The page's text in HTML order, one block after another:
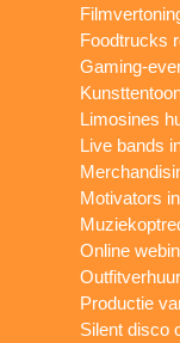
Foodtrucks
Gaming-
Limosines
Live bands
Motivators
Online
Productie
Silent disco